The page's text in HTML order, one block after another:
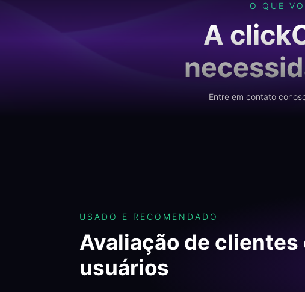
O QUE
A
Entre em contato
USADO E RECOMENDADO
Avaliação de clientes
usuários